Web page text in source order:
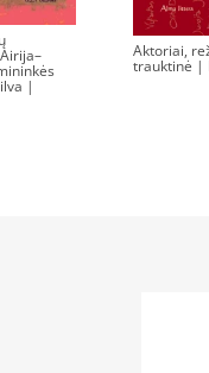
|
Aktoriai,
trauktinė |